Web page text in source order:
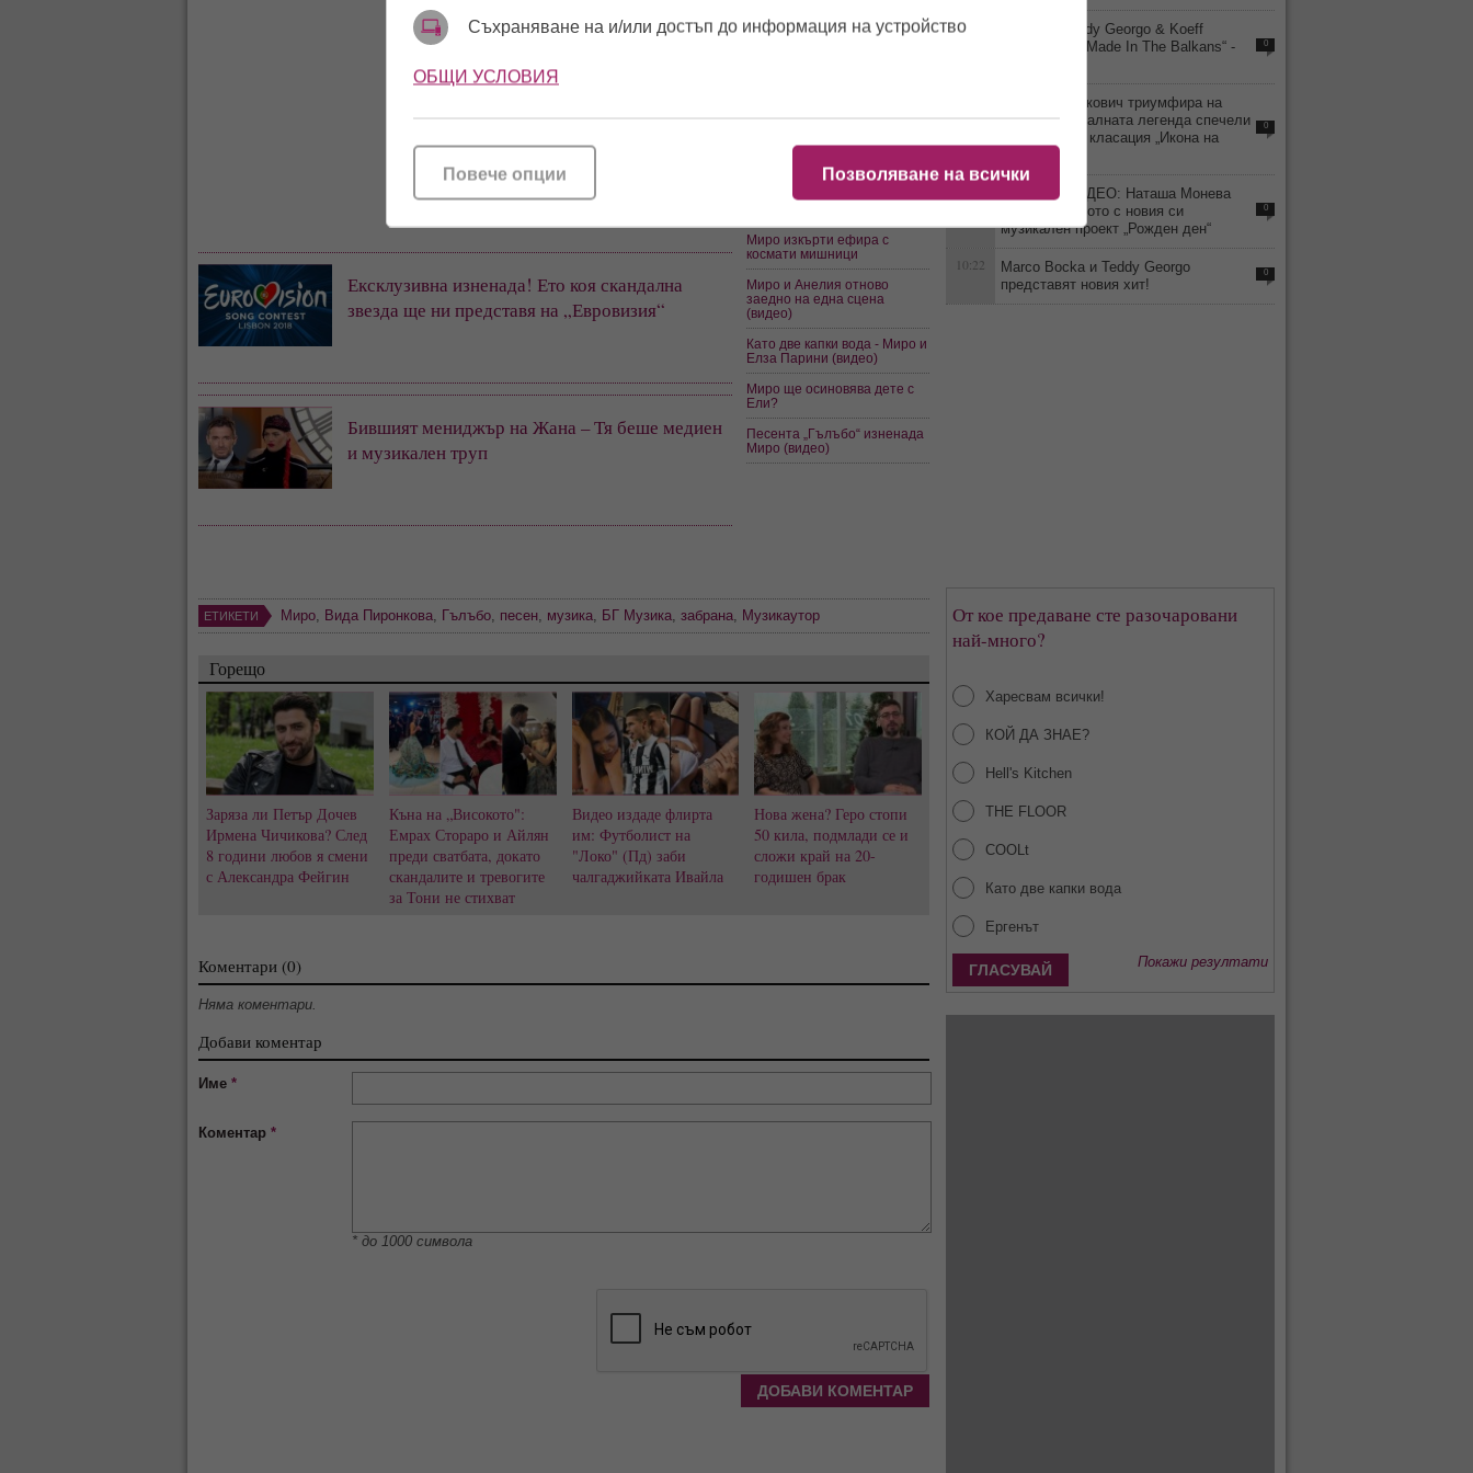
Ексклузивна изненада! Ето коя скандална
звезда ще ни представя на „Евровизия“
Бившият мениджър на Жана – Тя беше медиен
и музикален труп
сватбата на Волен Сидеров
Миро се оказа заврян зет,
издържа го жена му
Миро подшушна за връзката
Миро изкърти ефира с
космати мишници
Миро и Анелия отново
заедно на една сцена
(видео)
Като две капки вода - Миро и
Елза Парини (видео)
Миро ще осиновява дете с
Ели?
Песента „Гълъбо“ изненада
Миро (видео)
ЕТИКЕТИ Миро, Вида Пиронкова, Гълъбо, песен, музика, БГ Музика, забрана, Музикаутор
Горещо
Заряза ли Петър Дочев
Ирмена Чичикова? След
8 години любов я смени
с Александра Фейгин
Къна на „Високото":
Емрах Стораро и Айлян
преди сватбата, докато
скандалите и тревогите
за Тони не стихват
Видео издаде флирта
им: Футболист на
"Локо" (Пд) заби
чалгаджийката Ивайла
Нова жена? Геро стопи
50 кила, подмлади се и
сложи край на 20-
годишен брак
Коментари (0)
Няма коментари.
Добави коментар
Име *
Коментар *
* до 1000 символа
12:02
Тандема Teddy Georgo & Koeff
предствиха “Made In The Balkans“ -
0
Драгана Миркович триумфира на
върха: музикалната легенда спечели
престижната класация „Икона на
музиката“
0
ГОРЕЩО ВИДЕО: Наташа Монева
стартира лятото с новия си
музикален проект „Рожден ден“
0
10:22
Marco Bocka и Teddy Georgo
представят новия хит!
0
От кое предаване сте разочаровани
най-много?
Харесвам всички!
КОЙ ДА ЗНАЕ?
Hell's Kitchen
THE FLOOR
COOLt
Като две капки вода
Ергенът
Покажи резултати
Съхраняване на и/или достъп до информация на устройство
ОБЩИ УСЛОВИЯ
Позволяване на всички
Повече опции